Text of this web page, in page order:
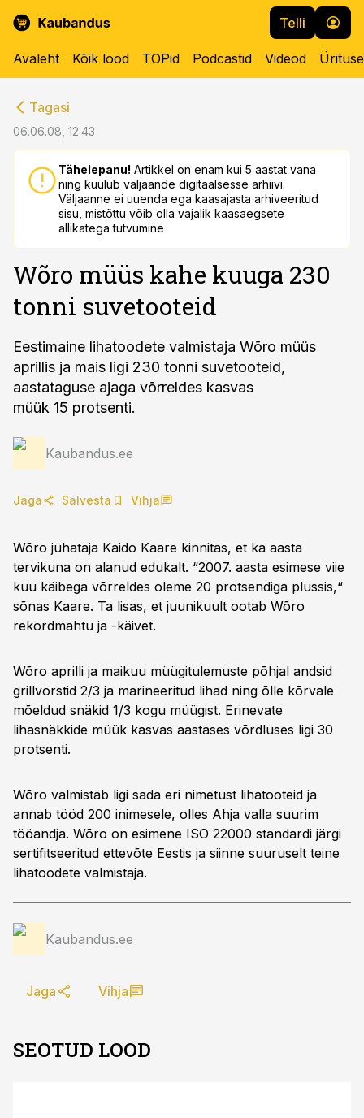
Telli
Avaleht Kõik lood TOPid Podcastid Videod
Tagasi
06.06.08, 12:43
Tähelepanu! Artikkel on enam kui 5 aastat vana
ning kuulub väljaande digitaalsesse arhiivi.
Väljaanne ei uuenda ega kaasajasta arhiveeritud
sisu, mistõttu võib olla vajalik kaasaegsete
allikatega tutvumine
Wõro müüs kahe kuuga 230
tonni suvetooteid
Eestimaine lihatoodete valmistaja Wõro müüs
aprillis ja mais ligi 230 tonni suvetooteid,
aastataguse ajaga võrreldes kasvas
müük 15 protsenti.
Kaubandus.ee
Jaga Salvesta Vihja
Wõro juhataja Kaido Kaare kinnitas, et ka aasta
tervikuna on alanud edukalt. “2007. aasta esimese viie
kuu käibega võrreldes oleme 20 protsendiga plussis,“
sõnas Kaare. Ta lisas, et juunikuult ootab Wõro
rekordmahtu ja -käivet.
Wõro aprilli ja maikuu müügitulemuste põhjal andsid
grillvorstid 2/3 ja marineeritud lihad ning õlle kõrvale
mõeldud snäkid 1/3 kogu müügist. Erinevate
lihasnäkkide müük kasvas aastases võrdluses ligi 30
protsenti.
Wõro valmistab ligi sada eri nimetust lihatooteid ja
annab tööd 200 inimesele, olles Ahja valla suurim
tööandja. Wõro on esimene ISO 22000 standardi järgi
sertifitseeritud ettevõte Eestis ja siinne suuruselt teine
lihatoodete valmistaja.
Kaubandus.ee
Jaga Vihja
SEOTUD LOOD